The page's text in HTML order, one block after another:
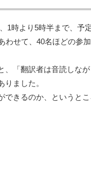
1時より5時半まで、予
せて、40名ほどの参加
「翻訳者は音読しな
ました。
きるのか、というと